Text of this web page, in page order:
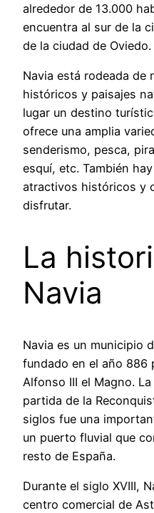
alrededor de 13.000
encuentra al sur de la
de la ciudad de Oviedo.
Navia está rodeada de
históricos y paisajes
lugar un destino
ofrece una amplia
senderismo, pesca,
esquí, etc. También
atractivos históricos y
disfrutar.
La
Navia
Navia es un municipio
fundado en el año 886
Alfonso III el Magno.
partida de la
siglos fue una
un puerto fluvial que
resto de España.
Durante el siglo XVIII,
centro comercial de